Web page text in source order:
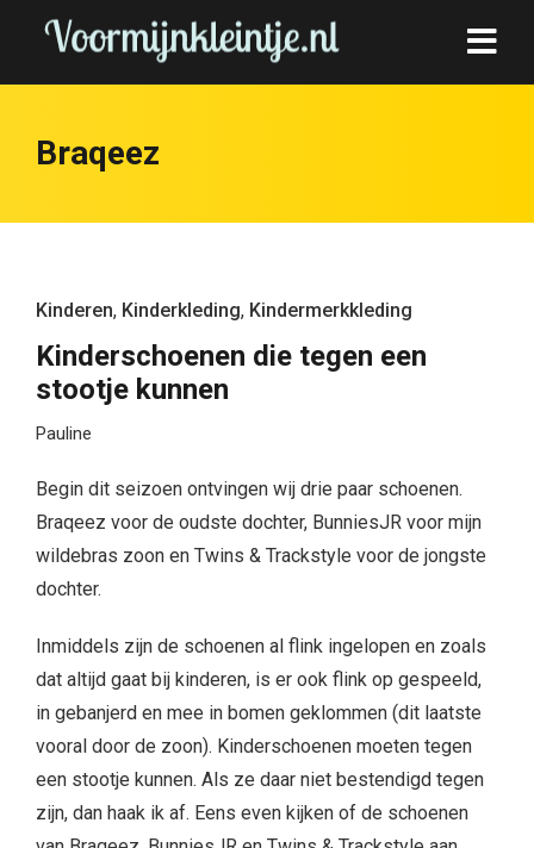
Braqeez
Kinderen, Kinderkleding, Kindermerkkleding
Kinderschoenen die tegen een
stootje kunnen
Pauline
Begin dit seizoen ontvingen wij drie paar schoenen.
Braqeez voor de oudste dochter, BunniesJR voor mijn
wildebras zoon en Twins & Trackstyle voor de jongste
dochter.
Inmiddels zijn de schoenen al flink ingelopen en zoals
dat altijd gaat bij kinderen, is er ook flink op gespeeld,
in gebanjerd en mee in bomen geklommen (dit laatste
vooral door de zoon). Kinderschoenen moeten tegen
een stootje kunnen. Als ze daar niet bestendigd tegen
zijn, dan haak ik af. Eens even kijken of de schoenen